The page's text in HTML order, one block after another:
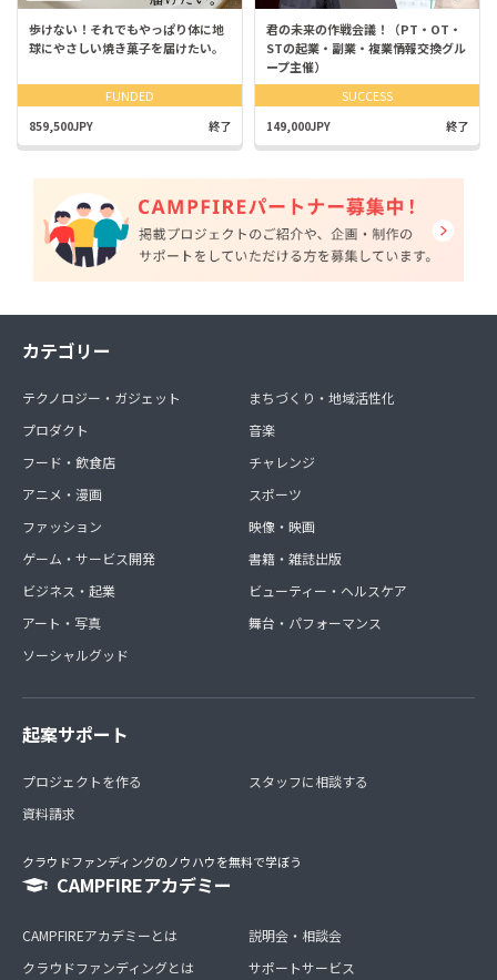
歩けない！それでもやっぱり体に地
球にやさしい焼き菓子を届けたい。
FUNDED
859,500JPY 終了
君の未来の作戦会議！（PT・OT・
STの起業・副業・複業情報交換グル
ープ主催）
SUCCESS
149,000JPY 終了
カテゴリー
テクノロジー・ガジェット
プロダクト
フード・飲食店
アニメ・漫画
ファッション
ゲーム・サービス開発
ビジネス・起業
アート・写真
ソーシャルグッド
まちづくり・地域活性化
音楽
チャレンジ
スポーツ
映像・映画
書籍・雑誌出版
ビューティー・ヘルスケア
舞台・パフォーマンス
起案サポート
プロジェクトを作る
資料請求
スタッフに相談する
クラウドファンディングのノウハウを無料で学ぼう
CAMPFIREアカデミー
CAMPFIREアカデミーとは
クラウドファンディングとは
説明会・相談会
サポートサービス